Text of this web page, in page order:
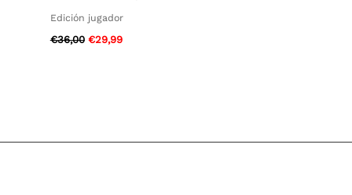
Edición jugador
€36,00 €29,99